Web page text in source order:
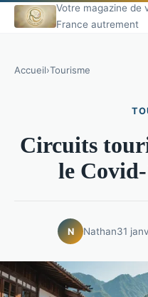
Votre magazine de
France autrement
Accueil›Tourisme
Circuits
le
N Nathan31